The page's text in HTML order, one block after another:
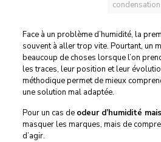
condensation
Face à un problème d’humidité, la
souvent à aller trop vite. Pourtant, un
beaucoup de choses lorsque l’on
les traces, leur position et leur
méthodique permet de mieux
une solution mal adaptée.
Pour un cas de odeur d’humidité
masquer les marques, mais de
d’agir.